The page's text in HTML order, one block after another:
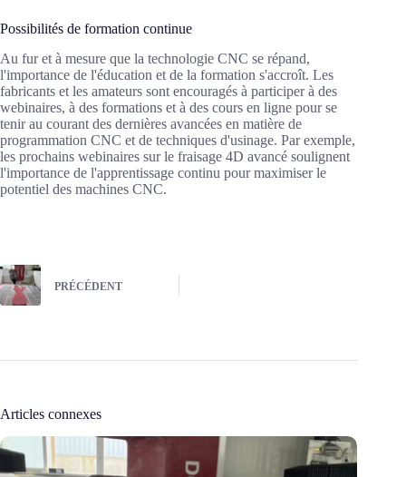
Possibilités de formation continue
Au fur et à mesure que la technologie CNC se répand,
l'importance de l'éducation et de la formation s'accroît. Les
fabricants et les amateurs sont encouragés à participer à des
webinaires, à des formations et à des cours en ligne pour se
tenir au courant des dernières avancées en matière de
programmation CNC et de techniques d'usinage. Par exemple,
les prochains webinaires sur le fraisage 4D avancé soulignent
l'importance de l'apprentissage continu pour maximiser le
potentiel des machines CNC.
PRÉCÉDENT
Articles connexes